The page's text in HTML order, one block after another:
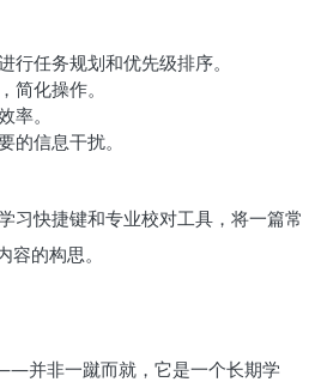
任务规划和优先级排序。
简化操作。
率。
的信息干扰。
习快捷键和专业校对工具，将一篇常
的构思。
并非一蹴而就，它是一个长期学